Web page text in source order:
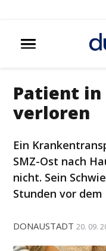
Patient
verloren
Ein
SMZ-Ost nach
nicht. Sein
Stunden vor dem
DONAUSTADT 20. 09.